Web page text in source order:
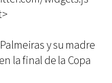
y su madre
la final de la Copa